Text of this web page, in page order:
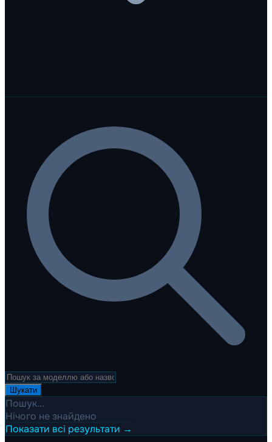
Шукати
Пошук...
Нічого не знайдено
Показати всі результати →